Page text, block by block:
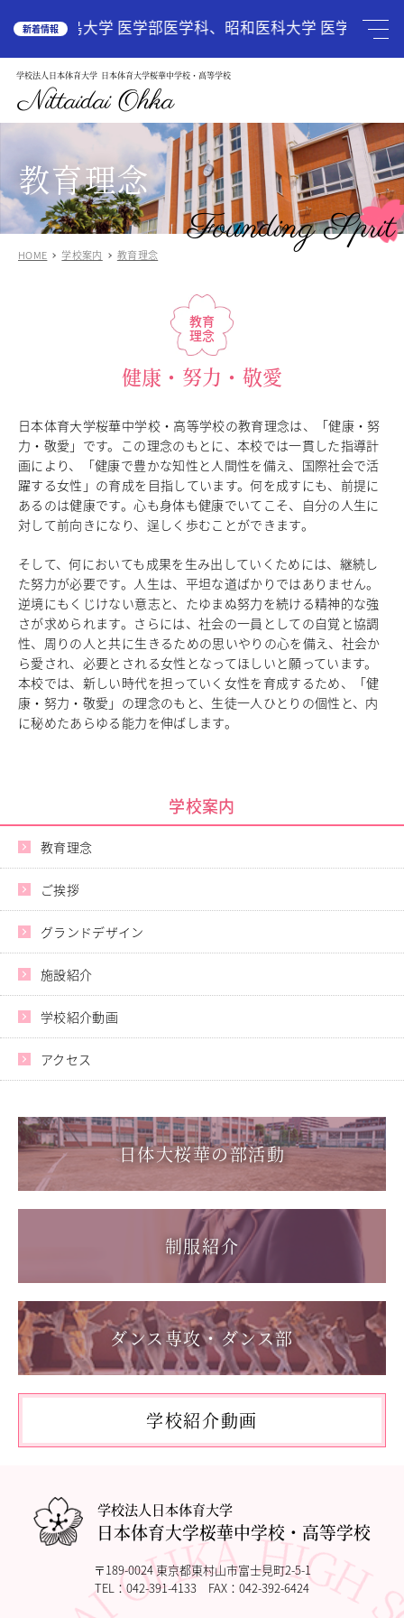
新着情報広島大学 医学部医学科、昭和医科大学 医学部医
学校法人日本体育大学 日本体育大学桜華中学校・高等学校
Nittaidai Ohka
HOME
学校案内
教育理念
グランドデザイン
施設紹介
学校紹介動画
アクセス
受験生の方へ
中国語圏の生徒様で入学に興味のある方
中学校教育
独自の教育
国際理解教育
ICT教育
進路サポート
中学入試関連
制服紹介
高等学校 Senior High School
コース紹介
アドバンストコース
総合進学コース
総合スポーツコース
高等学校教育
進路指導
その他の教育
高校入試関係
制服紹介
スクールライフ
学校説明会・オープンスクール
桜華生の一日
年間行事
部活動
部活動指導者紹介
デジタルリーフレット／パンフレット
進路・進学 Career Guidance
進路実績
指定校推薦
進学指導イベント（キャリアイベント）
在校生の方
新型コロナウイルス感染症罹患証明書
インフルエンザ罹患証明書
登校許可証明書
寄付金のお願い
在校生の方
系列校紹介
教育理念
Founding Sprit
HOME 学校案内 教育理念
教育
理念
健康・努力・敬愛
日本体育大学桜華中学校・高等学校の教育理念は、「健康・努
力・敬愛」です。この理念のもとに、本校では一貫した指導計
画により、「健康で豊かな知性と人間性を備え、国際社会で活
躍する女性」の育成を目指しています。何を成すにも、前提に
あるのは健康です。心も身体も健康でいてこそ、自分の人生に
対して前向きになり、逞しく歩むことができます。
そして、何においても成果を生み出していくためには、継続し
た努力が必要です。人生は、平坦な道ばかりではありません。
逆境にもくじけない意志と、たゆまぬ努力を続ける精神的な強
さが求められます。さらには、社会の一員としての自覚と協調
性、周りの人と共に生きるための思いやりの心を備え、社会か
ら愛され、必要とされる女性となってほしいと願っています。
本校では、新しい時代を担っていく女性を育成するため、「健
康・努力・敬愛」の理念のもと、生徒一人ひとりの個性と、内
に秘めたあらゆる能力を伸ばします。
学校案内
教育理念
ご挨拶
グランドデザイン
施設紹介
学校紹介動画
アクセス
日体大桜華の部活動
制服紹介
ダンス専攻・ダンス部
学校紹介動画
学校法人日本体育大学
日本体育大学桜華中学校・高等学校
〒189-0024 東京都東村山市富士見町2-5-1
TEL：042-391-4133 FAX：042-392-6424